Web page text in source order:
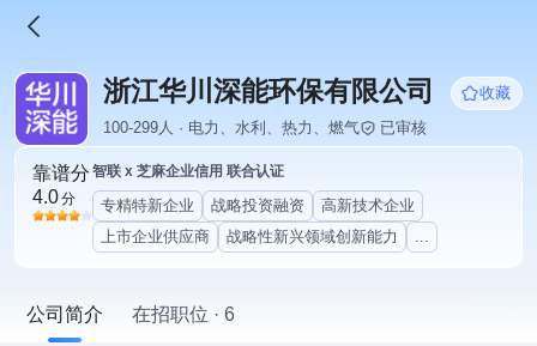
浙江华川深能环保有限公司
收藏
100-299人 · 电力、水利、热力、燃气
已审核
靠谱分
4.0分
智联 x 芝麻企业信用 联合认证
专精特新企业 战略投资融资
高新技术企业
上市企业供应商
战略性新兴领域创新能力 ...
公司简介 在招职位 · 6